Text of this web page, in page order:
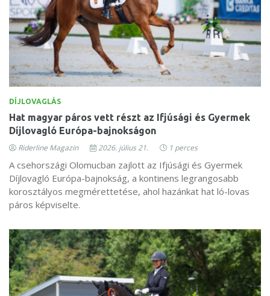
DÍJLOVAGLÁS
Hat magyar páros vett részt az Ifjúsági és Gyermek
Díjlovagló Európa-bajnokságon
Riderline Magazin 2026. július 21. 1 perces
A csehországi Olomucban zajlott az Ifjúsági és Gyermek
Díjlovagló Európa-bajnokság, a kontinens legrangosabb
korosztályos megmérettetése, ahol hazánkat hat ló-lovas
páros képviselte.